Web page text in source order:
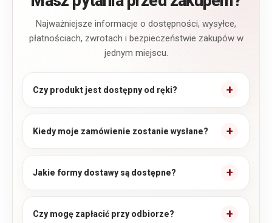
Najważniejsze informacje o dostępności, wysyłce,
płatnościach, zwrotach i bezpieczeństwie zakupów w
jednym miejscu.
Czy produkt jest dostępny od ręki?
Kiedy moje zamówienie zostanie wysłane?
Jakie formy dostawy są dostępne?
Czy mogę zapłacić przy odbiorze?